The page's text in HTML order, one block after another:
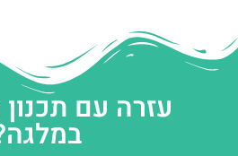
עזרה עם